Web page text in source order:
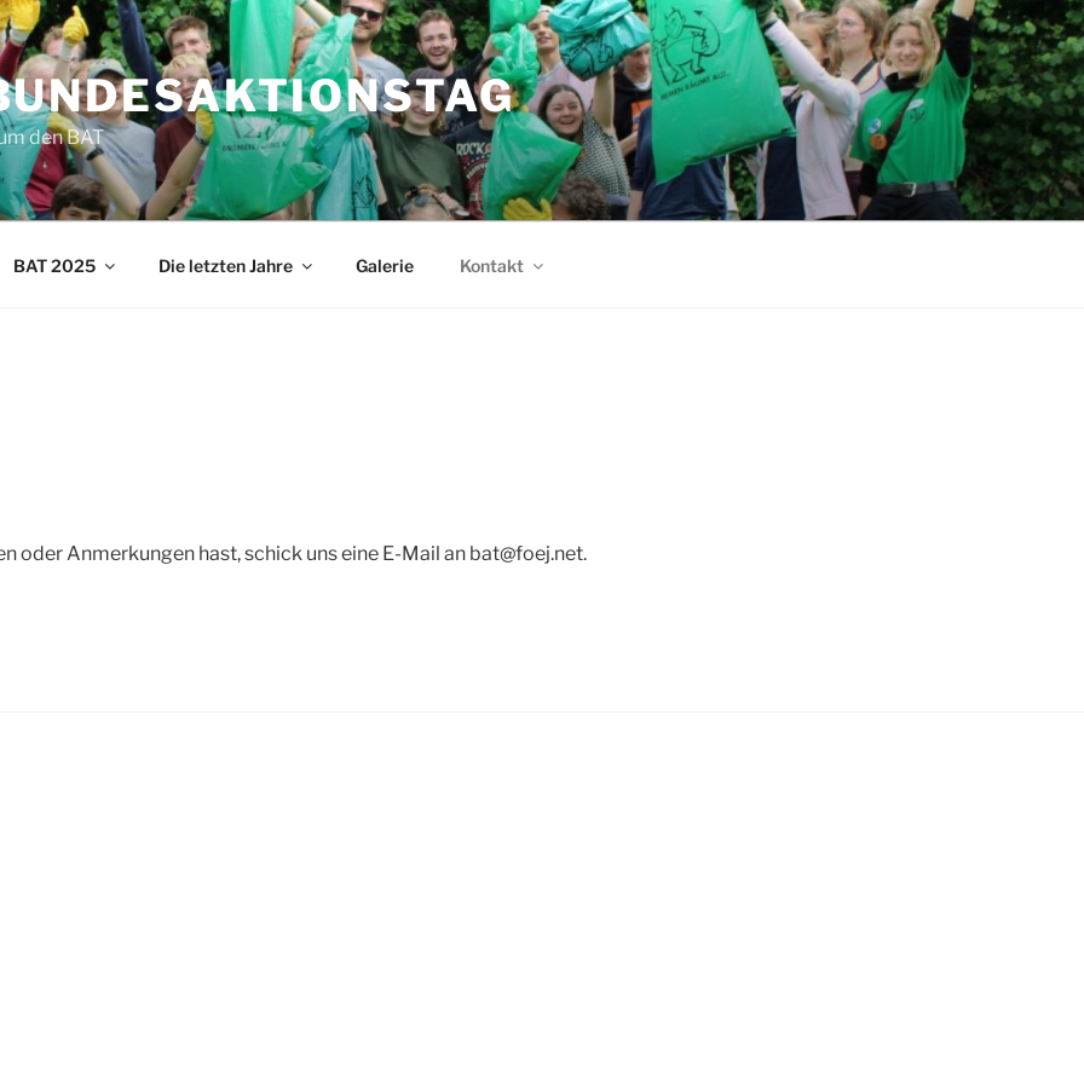
den BAT
BAT 2025 Die letzten Jahre Galerie Kontakt
oder Anmerkungen hast, schick uns eine E-Mail an bat@foej.net.